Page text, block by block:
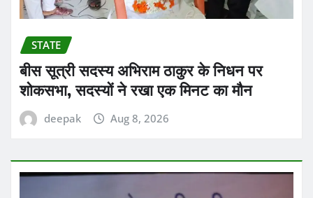
STATE
बीस सूत्री सदस्य अभिराम ठाकुर के निधन पर
शोकसभा, सदस्यों ने रखा एक मिनट का मौन
deepak Aug 8, 2026